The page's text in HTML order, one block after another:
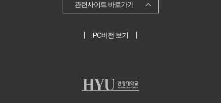
관련사이트 바로가기
PC버전 보기